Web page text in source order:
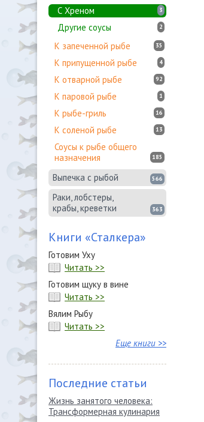
С Хреном 3
Другие соусы 2
К запеченной рыбе 35
К припущенной рыбе 4
К отварной рыбе 92
К паровой рыбе 1
К рыбе-гриль 16
К соленой рыбе 13
Соусы к рыбе общего
назначения
185
Выпечка с рыбой 566
Раки, лобстеры,
крабы, креветки
363
Книги «Сталкера»
Готовим Уху
Читать >>
Готовим щуку в вине
Читать >>
Вялим Рыбу
Читать >>
Еще книги >>
Последние статьи
Жизнь занятого человека:
Трансформерная кулинария